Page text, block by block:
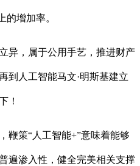
的增加率。
，属于公用手艺，推进财产
到人工智能马文·明斯基建立
！
策“人工智能+”意味着能够
遍渗入性，健全完美相关支撑